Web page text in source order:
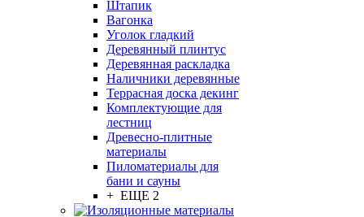
Штапик
Вагонка
Уголок гладкий
Деревянный плинтус
Деревянная раскладка
Наличники деревянные
Террасная доска декинг
Комплектующие для
лестниц
Древесно-плитные
материалы
Пиломатериалы для
бани и сауны
+ ЕЩЕ 2